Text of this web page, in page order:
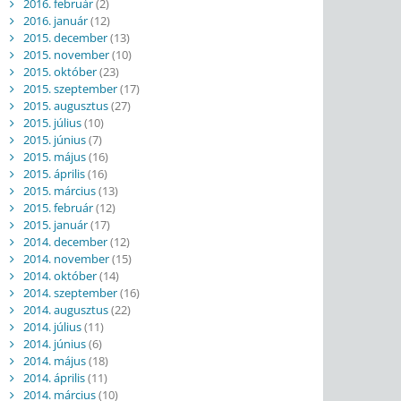
2016. február(2)
2016. január(12)
2015. december(13)
2015. november(10)
2015. október(23)
2015. szeptember(17)
2015. augusztus(27)
2015. július(10)
2015. június(7)
2015. május(16)
2015. április(16)
2015. március(13)
2015. február(12)
2015. január(17)
2014. december(12)
2014. november(15)
2014. október(14)
2014. szeptember(16)
2014. augusztus(22)
2014. július(11)
2014. június(6)
2014. május(18)
2014. április(11)
2014. március(10)